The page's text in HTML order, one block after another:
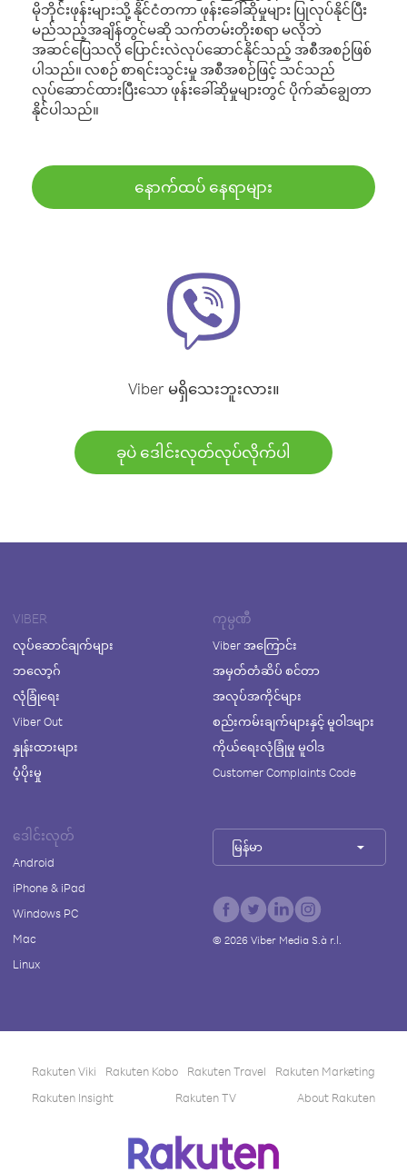
မိုဘိုင်းဖုန်းများသို့ နိုင်ငံတကာ ဖုန်းခေါ်ဆိုမှုများ ပြုလုပ်နိုင်ပြီး
မည်သည့်အချိန်တွင်မဆို သက်တမ်းတိုးစရာ မလိုဘဲ
အဆင်ပြေသလို ပြောင်းလဲလုပ်ဆောင်နိုင်သည့် အစီအစဉ်ဖြစ်
ပါသည်။ လစဉ် စာရင်းသွင်းမှု အစီအစဉ်ဖြင့် သင်သည်
လုပ်ဆောင်ထားပြီးသော ဖုန်းခေါ်ဆိုမှုများတွင် ပိုက်ဆံချွေတာ
နိုင်ပါသည်။
နောက်ထပ် နေရာများ
Viber မရှိသေးဘူးလား။
ခုပဲ ဒေါင်းလုတ်လုပ်လိုက်ပါ
VIBER
လုပ်ဆောင်ချက်များ
ဘလော့ဂ်
လုံခြုံရေး
Viber Out
နှုန်းထားများ
ပံ့ပိုးမှု
ကုမ္ပဏီ
Viber အကြောင်း
အမှတ်တံဆိပ် စင်တာ
အလုပ်အကိုင်များ
စည်းကမ်းချက်များနှင့် မူဝါဒများ
ကိုယ်ရေးလုံခြုံမှု မူဝါဒ
Customer Complaints Code
ဒေါင်းလုတ်
Android
iPhone & iPad
Windows PC
Mac
Linux
မြန်မာ
© 2026Viber Media S.à r.l.
Rakuten Viki Rakuten Kobo Rakuten Travel
Rakuten Marketing
Rakuten Insight
Rakuten TV About Rakuten